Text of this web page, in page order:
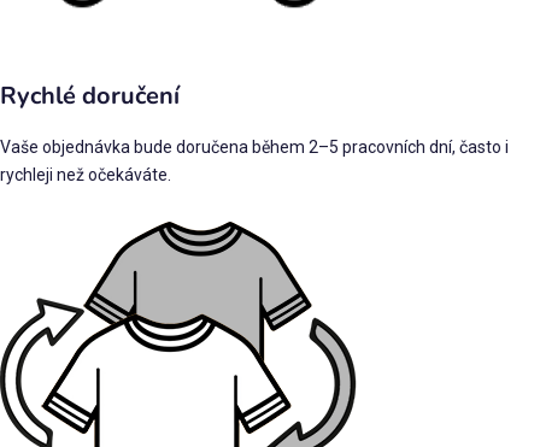
Rychlé doručení
Vaše objednávka bude doručena během 2–5 pracovních dní, často i
rychleji než očekáváte.